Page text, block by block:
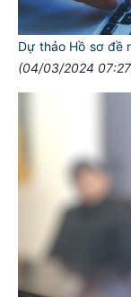
Dự thảo Hồ sơ đề
(04/03/2024